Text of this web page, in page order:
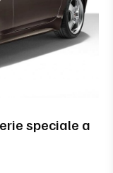
speciale a